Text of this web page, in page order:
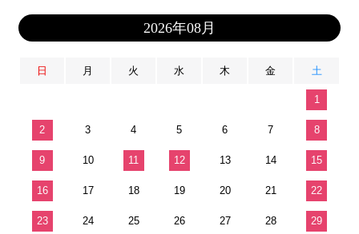
2026年08月
日 月 火 水 木 金 土
1
2 3 4 5 6 7 8
9 10 11 12 13 14 15
16 17 18 19 20 21 22
23 24 25 26 27 28 29